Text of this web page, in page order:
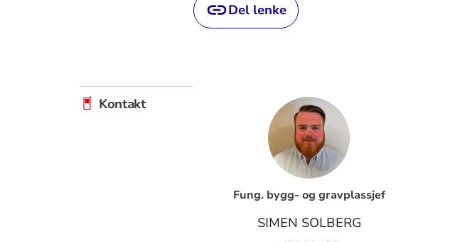
Del lenke
Kontakt
Fung. bygg- og gravplassjef
SIMEN SOLBERG